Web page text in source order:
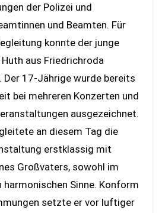
der Polizei und
und Beamten. Für
konnte der junge
aus Friedrichroda
Der 17-Jährige wurde bereits
bei mehreren Konzerten und
ausgezeichnet.
an diesem Tag die
erstklassig mit
Großvaters, sowohl im
Sinne. Konform
setzte er vor luftiger